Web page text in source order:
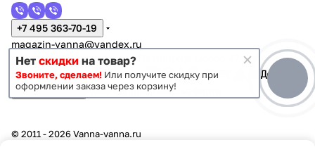
+7 495 363-70-19
magazin-vanna@yandex.ru
г. Москва, Митино, улица Пятницкое шоссе 47
Темная тема Конфиденциальность
© 2011 - 2026 Vanna-vanna.ru
Нет скидки на товар?
Звоните, сделаем! Или получите скидку при
оформлении заказа через корзину!